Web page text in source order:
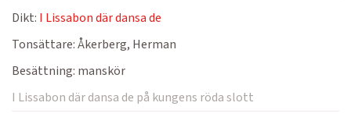
Dikt: I Lissabon där dansa de
Tonsättare:Åkerberg, Herman
Besättning: manskör
I Lissabon där dansa de på kungens röda slott